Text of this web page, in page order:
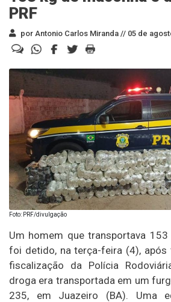
PRF
por Antonio Carlos Miranda // 05 de
Foto: PRF/divulgação
Um homem que transportava
foi detido, na terça-feira (4),
fiscalização da Polícia
droga era transportada em um
235, em Juazeiro (BA). Uma